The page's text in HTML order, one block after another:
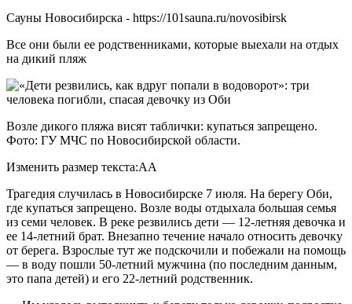
Сауны Новосибирска - https://101sauna.ru/novosibirsk
Все они были ее родственниками, которые выехали на отдых
на дикий пляж
Возле дикого пляжа висят таблички: купаться запрещено.
Фото: ГУ МЧС по Новосибирской области.
Изменить размер текста:AA
Трагедия случилась в Новосибирске 7 июля. На берегу Оби,
где купаться запрещено. Возле воды отдыхала большая семья
из семи человек. В реке резвились дети — 12-летняя девочка и
ее 14-летний брат. Внезапно течение начало относить девочку
от берега. Взрослые тут же подскочили и побежали на помощь
— в воду пошли 50-летний мужчина (по последним данным,
это папа детей) и его 22-летний родственник.